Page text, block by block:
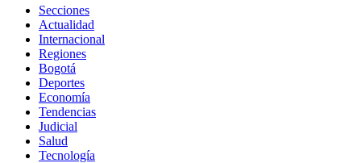
Secciones
Actualidad
Internacional
Regiones
Bogotá
Deportes
Economía
Tendencias
Judicial
Salud
Tecnología